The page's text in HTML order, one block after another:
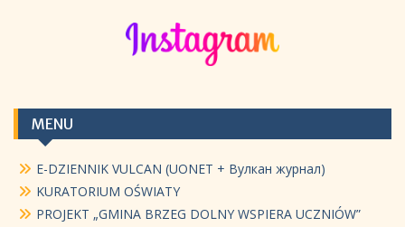
MENU
E-DZIENNIK VULCAN (UONET + Вулкан журнал)
KURATORIUM OŚWIATY
PROJEKT „GMINA BRZEG DOLNY WSPIERA UCZNIÓW”